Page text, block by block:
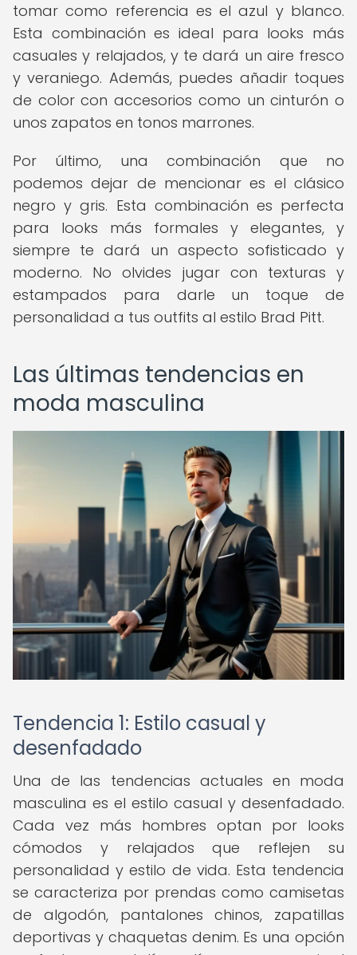
tomar como referencia es el azul y blanco.
Esta combinación es ideal para looks más
casuales y relajados, y te dará un aire fresco
y veraniego. Además, puedes añadir toques
de color con accesorios como un cinturón o
unos zapatos en tonos marrones.
Por último, una combinación que no
podemos dejar de mencionar es el clásico
negro y gris. Esta combinación es perfecta
para looks más formales y elegantes, y
siempre te dará un aspecto sofisticado y
moderno. No olvides jugar con texturas y
estampados para darle un toque de
personalidad a tus outfits al estilo Brad Pitt.
Las últimas tendencias en
moda masculina
Tendencia 1: Estilo casual y
desenfadado
Una de las tendencias actuales en moda
masculina es el estilo casual y desenfadado.
Cada vez más hombres optan por looks
cómodos y relajados que reflejen su
personalidad y estilo de vida. Esta tendencia
se caracteriza por prendas como camisetas
de algodón, pantalones chinos, zapatillas
deportivas y chaquetas denim. Es una opción